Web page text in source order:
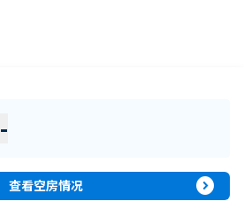
-
查看空房情况 expand_circle_right